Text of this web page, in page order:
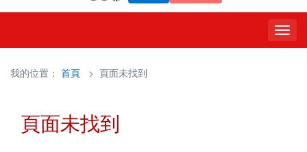
我的位置： 首頁 > 頁面未找到
頁面未找到